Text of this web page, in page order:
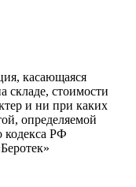
касающаяся
складе, стоимости
и ни при каких
определяемой
кодекса РФ